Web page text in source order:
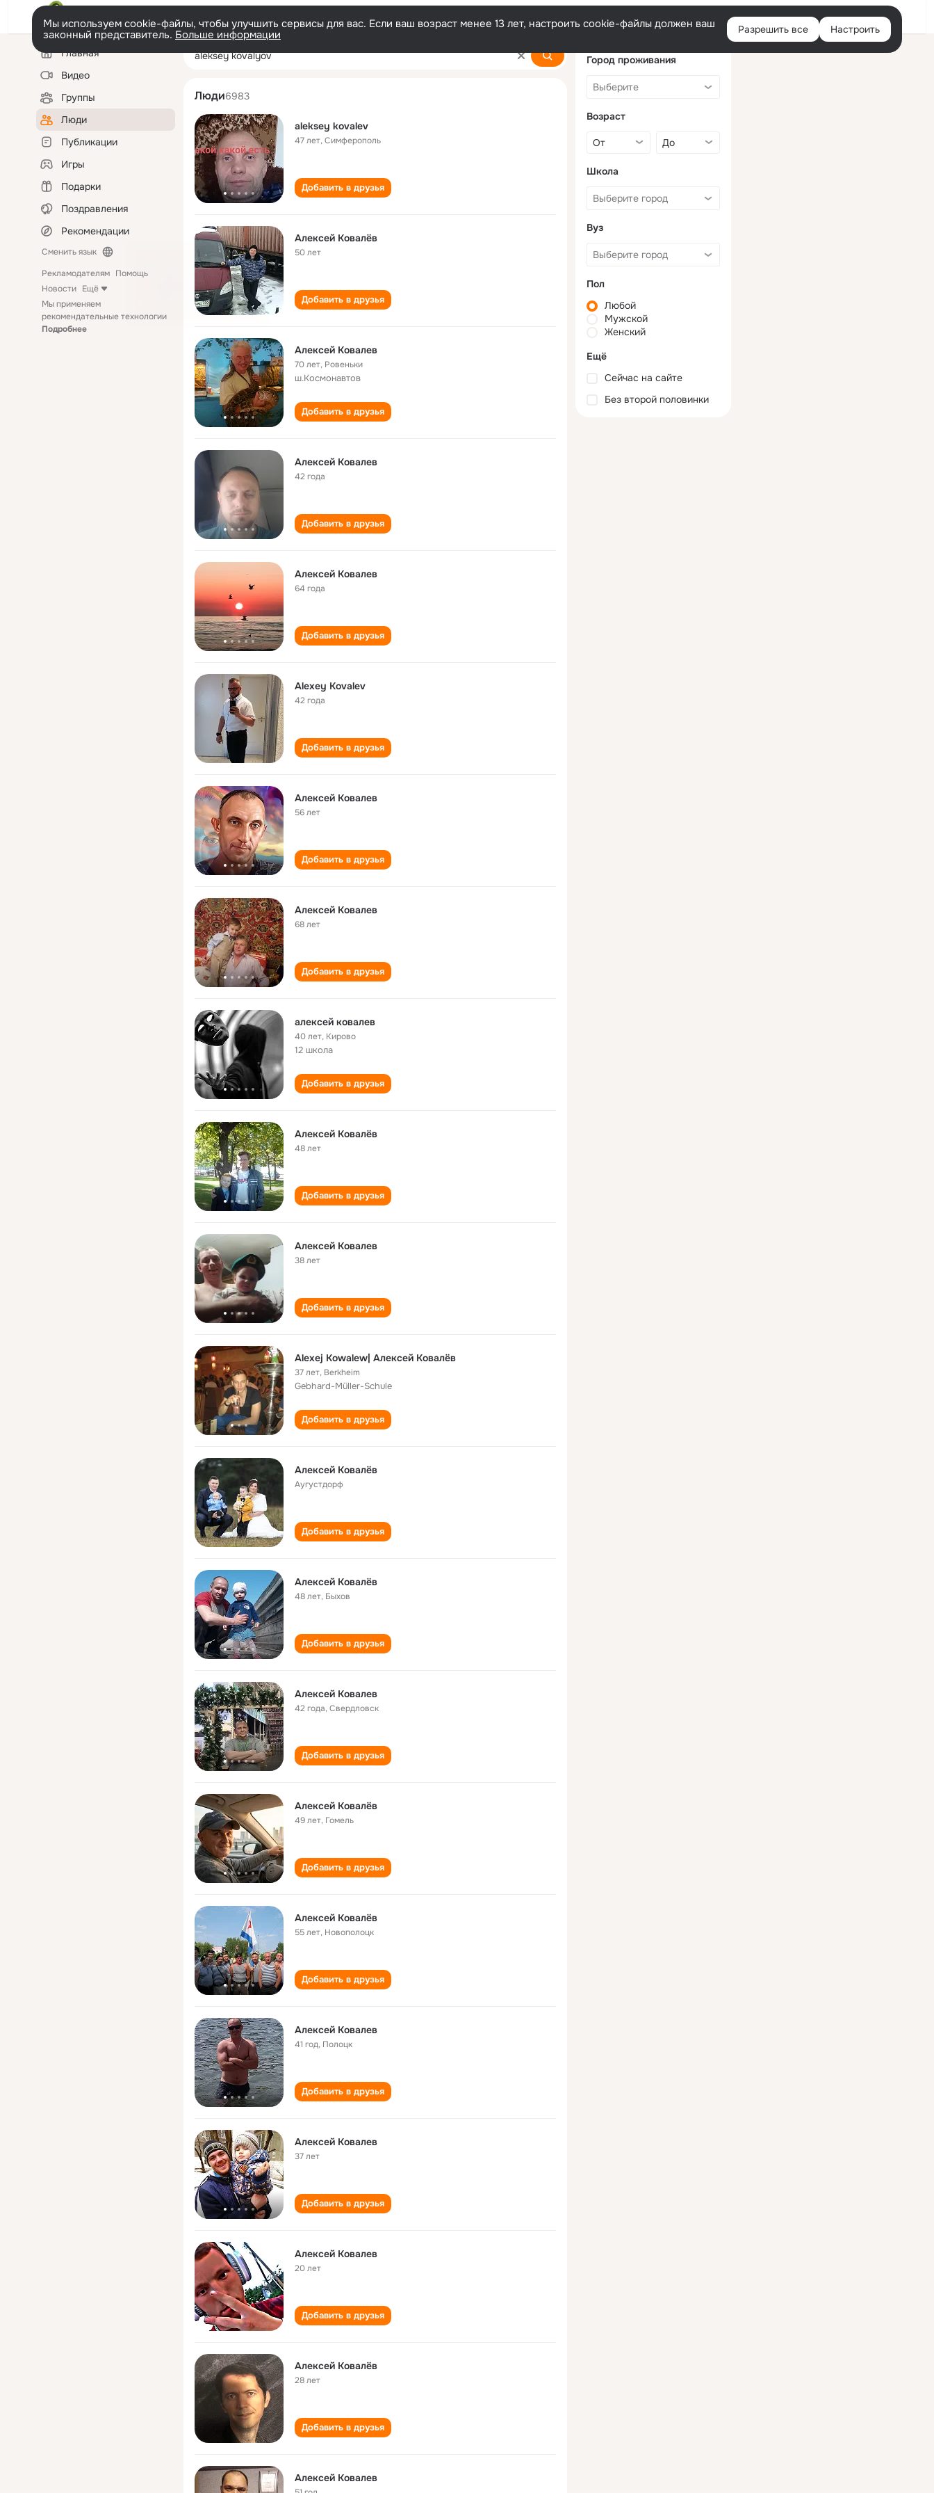
Войти
Мы используем cookie-файлы, чтобы улучшить сервисы для вас. Если ваш возраст менее 13 лет, настроить cookie-файлы должен ваш
законный представитель. Больше информации Разрешить все Настроить
Левая
колонкаГлавная
Видео
Группы
Люди
Публикации
Игры
Подарки
Поздравления
Рекомендации
Сменить язык
Рекламодателям Помощь
Новости Ещё
Мы применяем
рекомендательные технологии
Подробнее
aleksey kovalyov
Люди6983
aleksey kovalev
47 лет,Симферополь
Добавить в друзья
Алексей Ковалёв
50 лет
Добавить в друзья
Алексей Ковалев
70 лет, Ровеньки
ш.Космонавтов
Добавить в друзья
Алексей Ковалев
42 года
Добавить в друзья
Алексей Ковалев
64 года
Добавить в друзья
Alexey Kovalev
42 года
Добавить в друзья
Алексей Ковалев
56 лет
Добавить в друзья
Алексей Ковалев
68 лет
Добавить в друзья
алексей ковалев
40 лет, Кирово
12 школа
Добавить в друзья
Алексей Ковалёв
48 лет
Добавить в друзья
Алексей Ковалев
38 лет
Добавить в друзья
Alexej Kowalew| Алексей Ковалёв
37 лет, Berkheim
Gebhard-Müller-Schule
Добавить в друзья
Алексей Ковалёв
Аугустдорф
Добавить в друзья
Алексей Ковалёв
48 лет, Быхов
Добавить в друзья
Алексей Ковалев
42 года,Свердловск
Добавить в друзья
Алексей Ковалёв
49 лет, Гомель
Добавить в друзья
Алексей Ковалёв
55 лет, Новополоцк
Добавить в друзья
Алексей Ковалев
41 год, Полоцк
Добавить в друзья
Алексей Ковалев
37 лет
Добавить в друзья
Алексей Ковалев
20 лет
Добавить в друзья
Алексей Ковалёв
28 лет
Добавить в друзья
Алексей Ковалев
Город проживания
Возраст
Школа
Вуз
Пол
Любой
Мужской
Женский
Ещё
Сейчас на сайте
Без второй половинки